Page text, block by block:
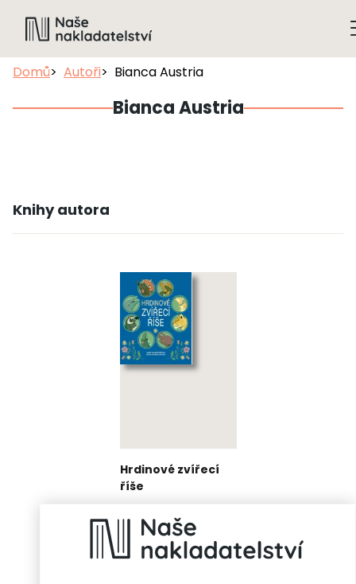
Domů Autoři Bianca Austria
Bianca Austria
Knihy autora
Hrdinové zvířecí
říše
Bianca Austria